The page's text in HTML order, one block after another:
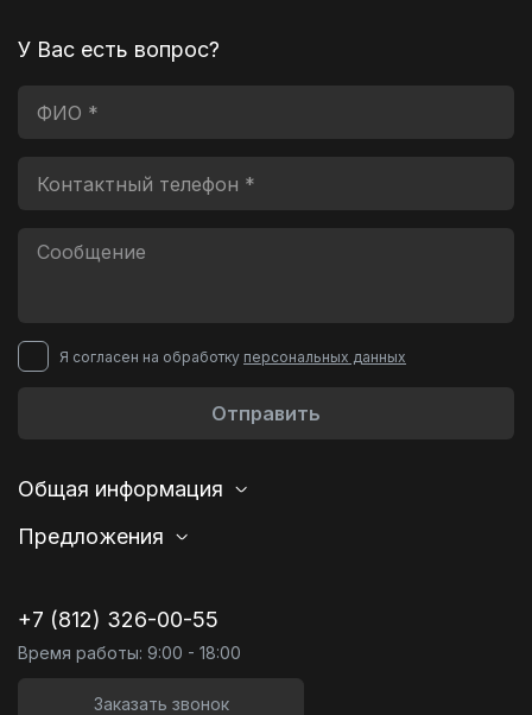
У Вас есть вопрос?
Я согласен на обработку персональных данных
Отправить
Общая информация
Предложения
+7 (812) 326-00-55
Время работы: 9:00 - 18:00
Заказать звонок